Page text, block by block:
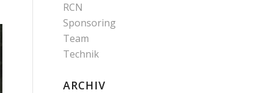
RCN
Sponsoring
Team
Technik
ARCHIV